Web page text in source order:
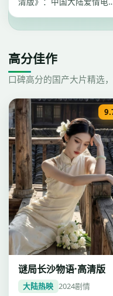
高分佳作
口碑高分的国产大片精选
谜局长沙物语·高清版
大陆热映 2024剧情